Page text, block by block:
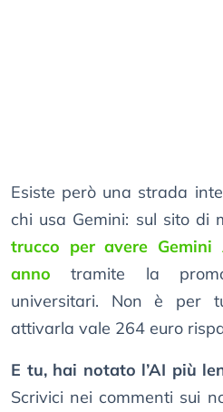
Esiste però una strada
chi usa Gemini: sul sito di
trucco per avere
anno tramite la
universitari. Non è per
attivarla vale 264 euro
E tu, hai notato l’AI più
Scrivici nei commenti sui